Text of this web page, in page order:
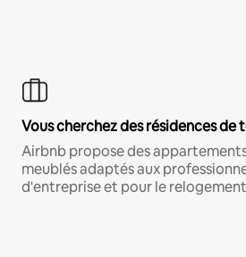
Vous cherchez des résidences de
Airbnb propose des
meublés adaptés aux
d'entreprise et pour le